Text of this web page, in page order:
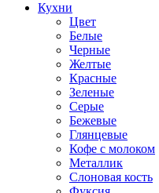
Кухни
Цвет
Белые
Черные
Желтые
Красные
Зеленые
Серые
Бежевые
Глянцевые
Кофе с молоком
Металлик
Слоновая кость